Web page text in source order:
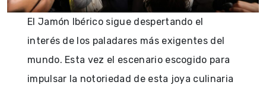
El Jamón Ibérico sigue despertando el
interés de los paladares más exigentes del
mundo. Esta vez el escenario escogido para
impulsar la notoriedad de esta joya culinaria